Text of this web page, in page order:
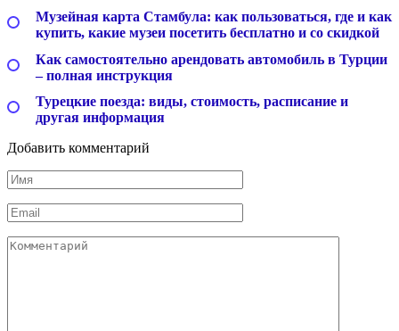
Музейная карта Стамбула: как пользоваться, где и как
купить, какие музеи посетить бесплатно и со скидкой
Как самостоятельно арендовать автомобиль в Турции
– полная инструкция
Турецкие поезда: виды, стоимость, расписание и
другая информация
Добавить комментарий
Имя
*
Email
*
Комментарий